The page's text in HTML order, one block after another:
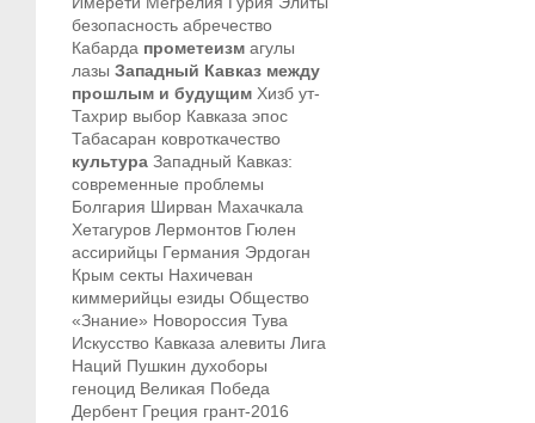
безопасность абречество
Кабарда прометеизм агулы
лазы Западный Кавказ между
прошлым и будущим Хизб ут-
Тахрир выбор Кавказа эпос
Табасаран ковроткачество
культура Западный Кавказ:
современные проблемы
Болгария Ширван Махачкала
Хетагуров Лермонтов Гюлен
ассирийцы Германия Эрдоган
Крым секты Нахичеван
киммерийцы езиды Общество
«Знание» Новороссия Тува
Искусство Кавказа алевиты Лига
Наций Пушкин духоборы
геноцид Великая Победа
Дербент Греция грант-2016